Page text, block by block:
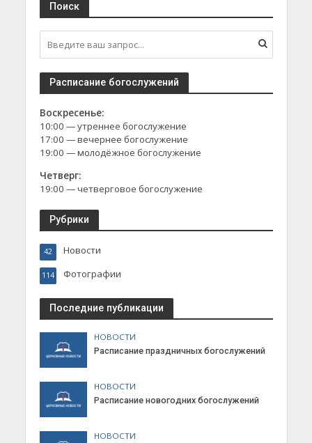
Поиск
Расписание богослужений
Воскресенье:
10:00 — утреннее богослужение
17:00 — вечернее богослужение
19:00 — молодёжное богослужение
Четверг:
19:00 — четверговое богослужение
Рубрики
Новости
42
Фотографии
114
Последние публикации
НОВОСТИ
Расписание праздничных богослужений
НОВОСТИ
Расписание новогодних богослужений
НОВОСТИ